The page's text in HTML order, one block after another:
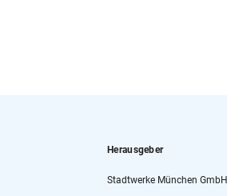
Herausgeber
Stadtwerke München GmbH